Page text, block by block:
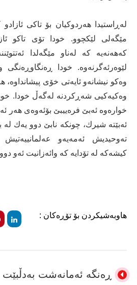
لەڕاستیدا هەردوکیان بۆ تاکی
مێگەلی لێکچوو. خودا تۆی تاکو
کەهەنەیە کە لەناو مێگەلدا
لێوەرئەگرنەوە. خودا ڕەنگاوڕەنگی
وەکو نیشانەو ئایەتی خۆی
وەکیەکیی شەڕکردنە لەگەڵ خودا.
خوارەوە ئەبێ فرەییبێ بۆئەوەی هەر
ئەبێتە شیرك، چونکە نابێ دوو یەك
تەوحیدیش ئەمەیەو
کیشەکە لە تۆدایە کە وائەزانیت ئەو
هاوبەشیکردن بۆ تۆڕەکان :
ڕەنگە ئەمانەشت بەدڵبێت